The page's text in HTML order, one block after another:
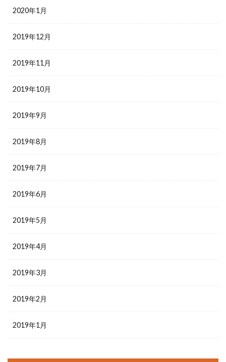
2020年1月
2019年12月
2019年11月
2019年10月
2019年9月
2019年8月
2019年7月
2019年6月
2019年5月
2019年4月
2019年3月
2019年2月
2019年1月